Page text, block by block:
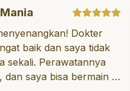
Dokter
dan saya tidak
bisa bermain di